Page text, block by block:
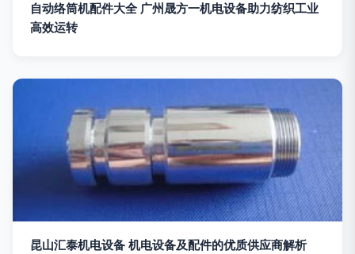
自动络筒机配件大全 广州晟方一机电设备助力纺织工业
高效运转
昆山汇泰机电设备 机电设备及配件的优质供应商解析